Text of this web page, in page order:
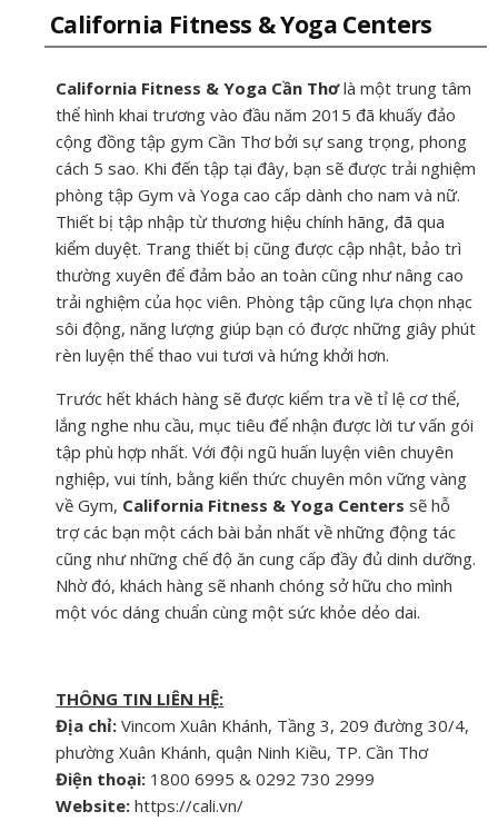
California Fitness & Yoga Centers
California Fitness & Yoga Cần Thơlà một trung tâm
thể hình khai trương vào đầu năm 2015 đã khuấy đảo
cộng đồng tập gym Cần Thơ bởi sự sang trọng, phong
cách 5 sao. Khi đến tập tại đây, bạn sẽ được trải nghiệm
phòng tập Gym và Yoga cao cấp dành cho nam và nữ.
Thiết bị tập nhập từ thương hiệu chính hãng, đã qua
kiểm duyệt. Trang thiết bị cũng được cập nhật, bảo trì
thường xuyên để đảm bảo an toàn cũng như nâng cao
trải nghiệm của học viên. Phòng tập cũng lựa chọn nhạc
sôi động, năng lượng giúp bạn có được những giây phút
rèn luyện thể thao vui tươi và hứng khởi hơn.
Trước hết khách hàng sẽ được kiểm tra về tỉ lệ cơ thể,
lắng nghe nhu cầu, mục tiêu để nhận được lời tư vấn gói
tập phù hợp nhất. Với đội ngũ huấn luyện viên chuyên
nghiệp, vui tính, bằng kiến thức chuyên môn vững vàng
về Gym, California Fitness & Yoga Centers sẽ hỗ
trợ các bạn một cách bài bản nhất về những động tác
cũng như những chế độ ăn cung cấp đầy đủ dinh dưỡng.
Nhờ đó, khách hàng sẽ nhanh chóng sở hữu cho mình
một vóc dáng chuẩn cùng một sức khỏe dẻo dai.
THÔNG TIN LIÊN HỆ:
Địa chỉ: Vincom Xuân Khánh, Tầng 3, 209 đường 30/4,
phường Xuân Khánh, quận Ninh Kiều, TP. Cần Thơ
Điện thoại: 1800 6995 & 0292 730 2999
Website: https://cali.vn/